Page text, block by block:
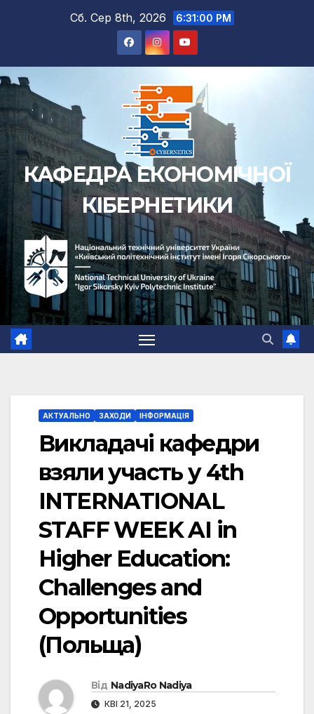
Сб. Сер 8th, 2026 6:31:01 PM
КАФЕДРА ЕКОНОМІЧНОЇ
КІБЕРНЕТИКИ
АКТУАЛЬНО ЗАХОДИ ІНФОРМАЦІЯ
Викладачі кафедри
взяли участь у 4th
INTERNATIONAL
STAFF WEEK AI in
Higher Education:
Challenges and
Opportunities
(Польща)
Від NadiyaRo Nadiya
КВІ 21, 2025